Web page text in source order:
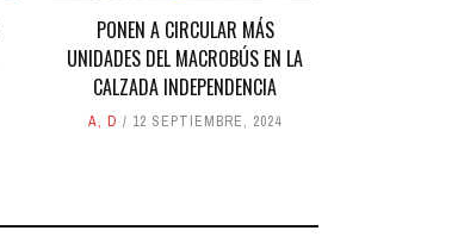
PONEN A CIRCULAR MÁS
UNIDADES DEL MACROBÚS EN LA
CALZADA INDEPENDENCIA
A, D 12 SEPTIEMBRE, 2024